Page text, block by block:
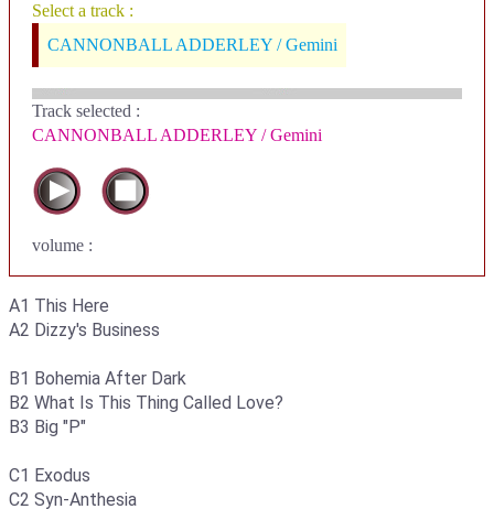
Select a track :
CANNONBALL ADDERLEY / Gemini
Track selected :
CANNONBALL ADDERLEY / Gemini
volume :
A1 This Here
A2 Dizzy's Business
B1 Bohemia After Dark
B2 What Is This Thing Called Love?
B3 Big "P"
C1 Exodus
C2 Syn-Anthesia